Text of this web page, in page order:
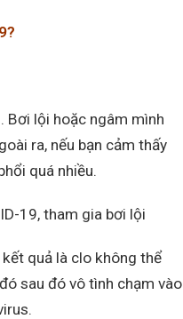
Bơi lội hoặc ngâm mình
ra, nếu bạn cảm thấy
quá nhiều.
19, tham gia bơi lội
quả là clo không thể
sau đó vô tình chạm vào